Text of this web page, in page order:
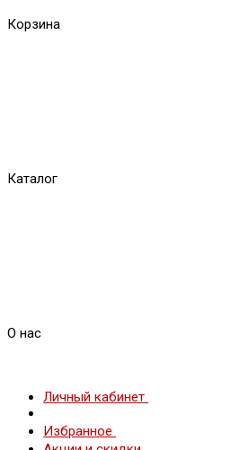
Корзина
Каталог
О нас
Личный кабинет
Избранное